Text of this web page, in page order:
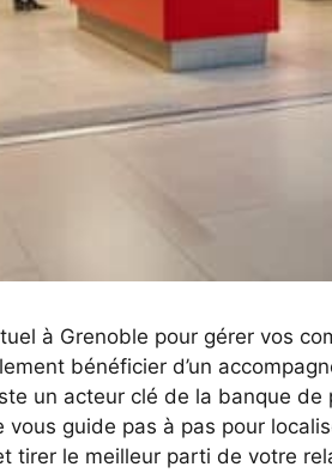
à Grenoble pour gérer vos
bénéficier d’un
un acteur clé de la banque de
guide pas à pas pour
tirer le meilleur parti de votre